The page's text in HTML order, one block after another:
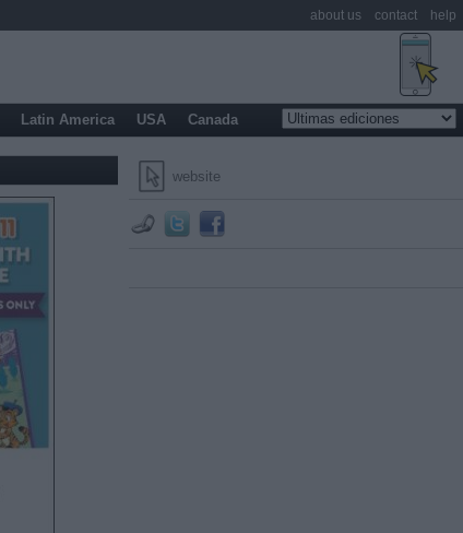
Latin America USA Canada
website
about us contact help